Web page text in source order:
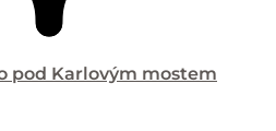
pod Karlovým mostem